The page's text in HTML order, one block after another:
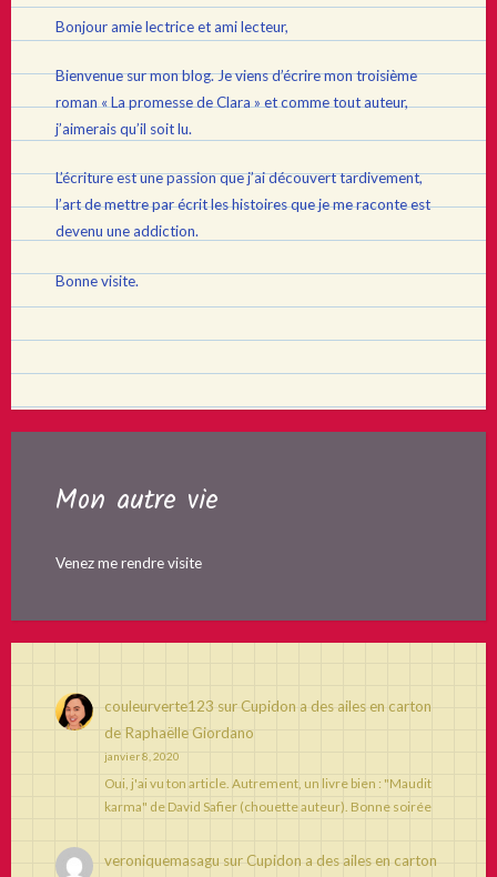
Bonjour amie lectrice et ami lecteur,
Bienvenue sur mon blog. Je viens d’écrire mon troisième
roman « La promesse de Clara » et comme tout auteur,
j’aimerais qu’il soit lu.
L’écriture est une passion que j’ai découvert tardivement,
l’art de mettre par écrit les histoires que je me raconte est
devenu une addiction.
Bonne visite.
Mon autre vie
Venez me rendre visite
couleurverte123 sur Cupidon a des ailes en carton
de Raphaëlle Giordano
janvier 8, 2020
Oui, j'ai vu ton article. Autrement, un livre bien : "Maudit
karma" de David Safier (chouette auteur). Bonne soirée
veroniquemasagu sur Cupidon a des ailes en carton